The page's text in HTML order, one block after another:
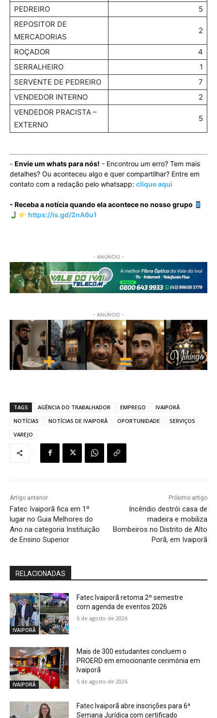
PEDREIRO
5
REPOSITOR DE
MERCADORIAS
2
ROÇADOR
4
SERRALHEIRO
1
SERVENTE DE PEDREIRO
7
VENDEDOR INTERNO
2
VENDEDOR PRACISTA –
EXTERNO
5
- Envie um whats para nós! - Encontrou um erro? Tem mais
detalhes? Ou aconteceu algo e quer compartilhar? Entre em
contato com a redação pelo whatsapp: clique aqui
- Receba a notícia quando ela acontece no nosso grupo
https://is.gd/2nA6u1
- ANÚNCIO -
- ANÚNCIO -
TAGS AGÊNCIA DO TRABALHADOR EMPREGO
IVAIPORÃ
NOTÍCIAS
NOTÍCIAS DE IVAIPORÃ OPORTUNIDADE
SERVIÇOS
VAREJO
Artigo anterior
Fatec Ivaiporã fica em 1º
lugar no Guia Melhores do
Ano na categoria Instituição
de Ensino Superior
Próximo artigo
Incêndio destrói casa de
madeira e mobiliza
Bombeiros no Distrito de Alto
Porã, em Ivaiporã
RELACIONADAS
IVAIPORÃ
Fatec Ivaiporã retoma 2º semestre
com agenda de eventos 2026
6 de agosto de 2026
IVAIPORÃ
Mais de 300 estudantes concluem o
PROERD em emocionante cerimônia em
Ivaiporã
5 de agosto de 2026
Fatec Ivaiporã abre inscrições para 6ª
Semana Jurídica com certificado